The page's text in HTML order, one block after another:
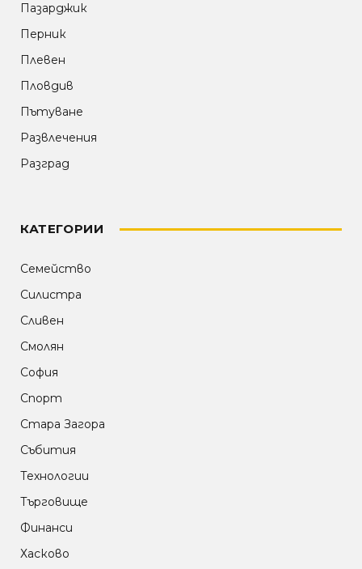
Пазарджик
Перник
Плевен
Пловдив
Пътуване
Развлечения
Разград
КАТЕГОРИИ
Семейство
Силистра
Сливен
Смолян
София
Спорт
Стара Загора
Събития
Технологии
Търговище
Финанси
Хасково